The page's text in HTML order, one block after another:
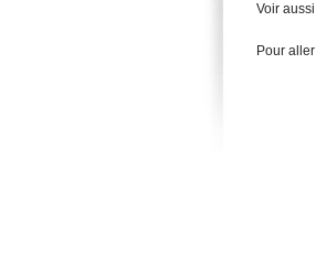
Voir
Pour